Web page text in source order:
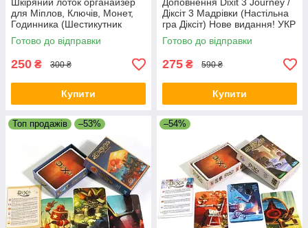
для Міплов, Ключів, Монет,
Годинника (Шестикутник
25х25)
Готово до відправки
250 ₴ 300 ₴
Купити
Діксіт 3 Мадрівки (Настільна
гра Діксіт) Нове видання! УКР
Готово до відправки
275 ₴ 590 ₴
Купити
Топ продажів –53% –54%